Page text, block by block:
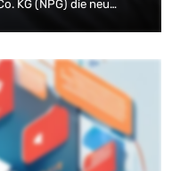
KG (NPG) die neu
ein. Damit werden,
als Smartphone- und
Funktionen wie die
den innovativen
weit mehr als übliche